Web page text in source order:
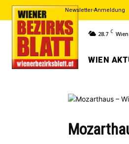
Newsletter-Anmeldung
28.7 C Wien
WIEN